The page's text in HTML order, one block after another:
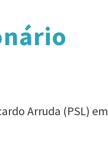
Arruda (PSL) em